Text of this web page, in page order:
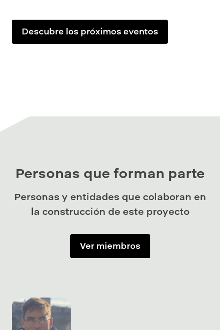
Descubre los próximos eventos
Personas que forman parte
Personas y entidades que colaboran en
la construcción de este proyecto
Ver miembros